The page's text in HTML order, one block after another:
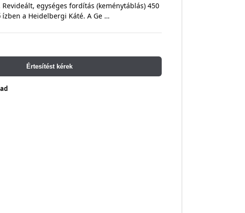
egységes fordítás (keménytáblás) 450
a Heidelbergi Káté. A Ge …
Értesítést kérek